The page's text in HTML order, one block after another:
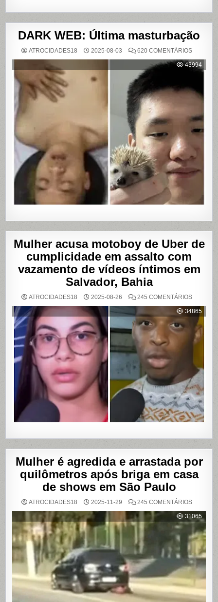
DARK WEB: Última masturbação
ATROCIDADES18 2025-08-03 620 COMENTÁRIOSEM
WEB:
ÚLTIMA
43994
Mulher acusa motoboy de Uber de
cumplicidade em assalto com
vazamento de vídeos íntimos em
Salvador, Bahia
ATROCIDADES18 2025-08-26 245 COMENTÁRIOSEM
ACUSA
DE
UBER
DE
EM
DE
VÍDEOS
ÍNTIMOS
EM
BAHIA
34865
Mulher é agredida e arrastada por
quilômetros após briga em casa
de shows em São Paulo
ATROCIDADES18 2025-11-29 245 COMENTÁRIOSEM
É
E
POR
APÓS
BRIGA
EM
CASA
SHOWS
SÃO
PAULO
31065